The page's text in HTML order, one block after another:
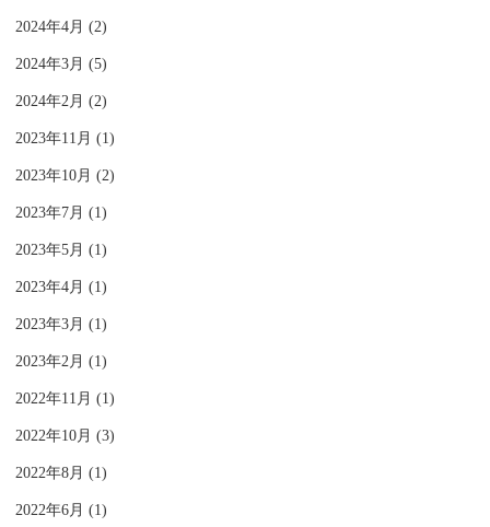
2024年4月 (2)
2024年3月 (5)
2024年2月 (2)
2023年11月 (1)
2023年10月 (2)
2023年7月 (1)
2023年5月 (1)
2023年4月 (1)
2023年3月 (1)
2023年2月 (1)
2022年11月 (1)
2022年10月 (3)
2022年8月 (1)
2022年6月 (1)